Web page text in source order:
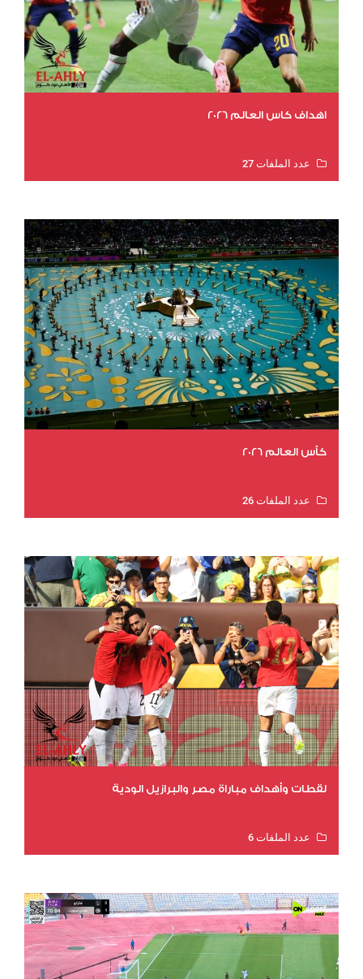
اهداف كاس العالم 2026
عدد الملفات 27
كأس العالم 2026
عدد الملفات 26
لقطات وأهداف مباراة مصر والبرازيل الودية
عدد الملفات 6